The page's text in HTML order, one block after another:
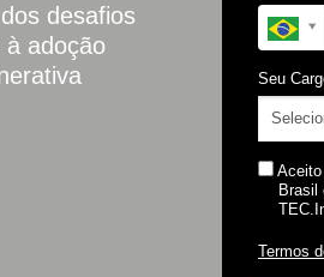
desafios
adoção
Seu
Brasil
Termos